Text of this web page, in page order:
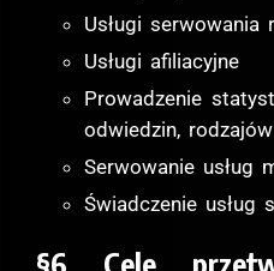
Usługi serwowania
Usługi afiliacyjne
Prowadzenie
odwiedzin,
Serwowanie usług
Świadczenie usług